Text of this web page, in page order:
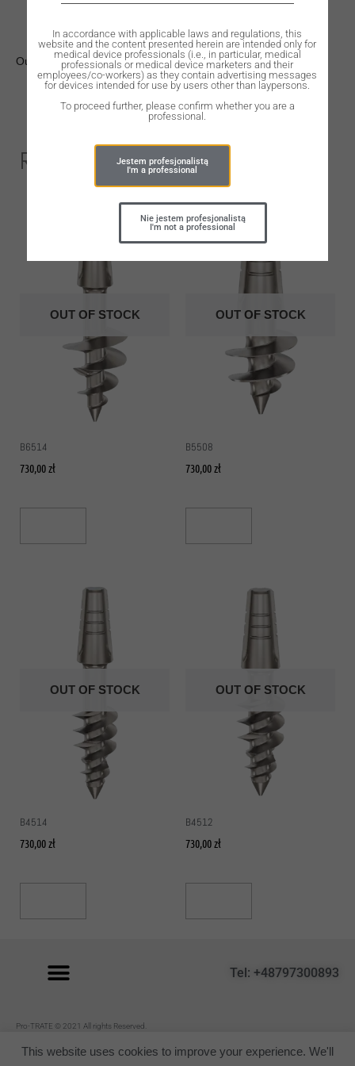
Out of stock
Related Products
OUT OF STOCK
B6514
730,00zł
OUT OF STOCK
B5508
730,00zł
OUT OF STOCK
B4514
730,00zł
OUT OF STOCK
B4512
730,00zł
Tel: +48797300893
Pro-TRATE © 2021 All rights Reserved.
This website uses cookies to improve your experience. We'll
In accordance with applicable laws and regulations, this
website and the content presented herein are intended only for
medical device professionals (i.e., in particular, medical
professionals or medical device marketers and their
employees/co-workers) as they contain advertising messages
for devices intended for use by users other than laypersons.
To proceed further, please confirm whether you are a
professional.
Jestem profesjonalistą
I'm a professional
Nie jestem profesjonalistą
I'm not a professional